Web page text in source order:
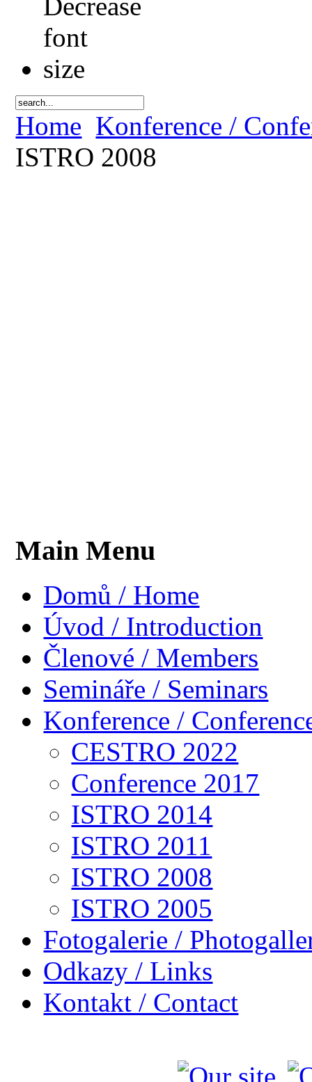
Home Konference /
ISTRO 2008
Main Menu
Domů / Home
Úvod / Introduction
Členové / Members
Semináře / Seminars
Konference /
CESTRO 2022
Conference 2017
ISTRO 2014
ISTRO 2011
ISTRO 2008
ISTRO 2005
Fotogalerie /
Odkazy / Links
Kontakt / Contact